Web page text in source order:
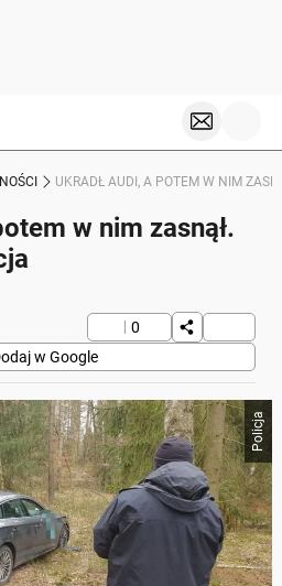
UKRADŁ AUDI, A POTEM W NIM
w nim zasnął.
0
w Google
Policja